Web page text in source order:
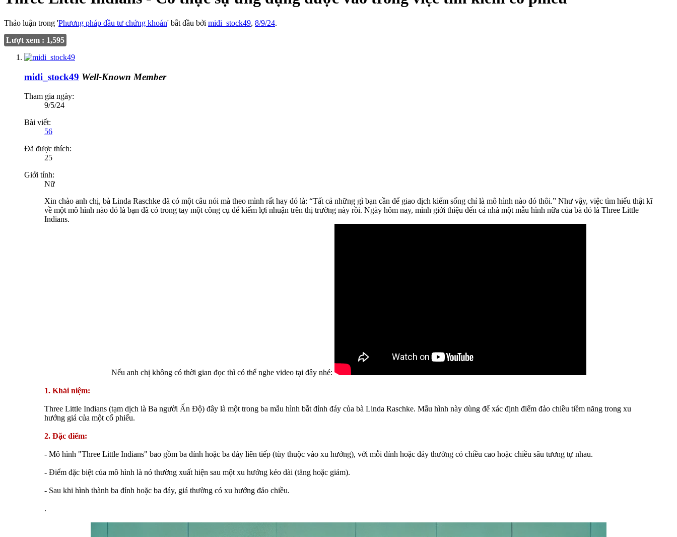
Thảo luận trong 'Phương pháp đầu tư chứng khoán' bắt đầu bởi midi_stock49, 8/9/24.
Lượt xem : 1,595
midi_stock49 Well-Known Member
Tham gia ngày:
9/5/24
Bài viết:
56
Đã được thích:
25
Giới tính:
Nữ
Xin chào anh chị, bà Linda Raschke đã có một câu nói mà theo mình rất hay đó là: “Tất cả những gì bạn cần để giao dịch kiếm sống chỉ là mô hình nào đó thôi.” Như vậy, việc tìm hiểu thật kĩ
về một mô hình nào đó là bạn đã có trong tay một công cụ để kiếm lợi nhuận trên thị trường này rồi. Ngày hôm nay, mình giới thiệu đến cả nhà một mẫu hình nữa của bà đó là Three Little
Indians.
Nếu anh chị không có thời gian đọc thì có thể nghe video tại đây nhé:
1. Khái niệm:
Three Little Indians (tạm dịch là Ba người Ấn Độ) đây là một trong ba mẫu hình bắt đỉnh đáy của bà Linda Raschke. Mẫu hình này dùng để xác định điểm đảo chiều tiềm năng trong xu
hướng giá của một cổ phiếu.
2. Đặc điểm:
- Mô hình "Three Little Indians" bao gồm ba đỉnh hoặc ba đáy liên tiếp (tùy thuộc vào xu hướng), với mỗi đỉnh hoặc đáy thường có chiều cao hoặc chiều sâu tương tự nhau.
- Điểm đặc biệt của mô hình là nó thường xuất hiện sau một xu hướng kéo dài (tăng hoặc giảm).
- Sau khi hình thành ba đỉnh hoặc ba đáy, giá thường có xu hướng đảo chiều.
.